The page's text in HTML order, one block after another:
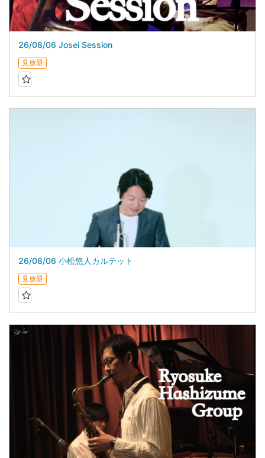
26/08/06 Josei Session
見放題
26/08/06 小松悠人カルテット
見放題